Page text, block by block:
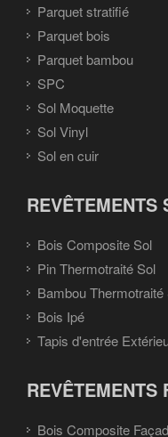
Parquet stratifié
Parquet bois
Parquet bambou
SPC
Sol Moquette
Sol Vinyl
Sol en cuir
REVÊTEMENTS
Bois Composite Sol
Pin Thermotraité Sol
Bambou Thermotraité
Bois Ipé
Tapis d'entrée
REVÊTEMENTS
Bois Composite